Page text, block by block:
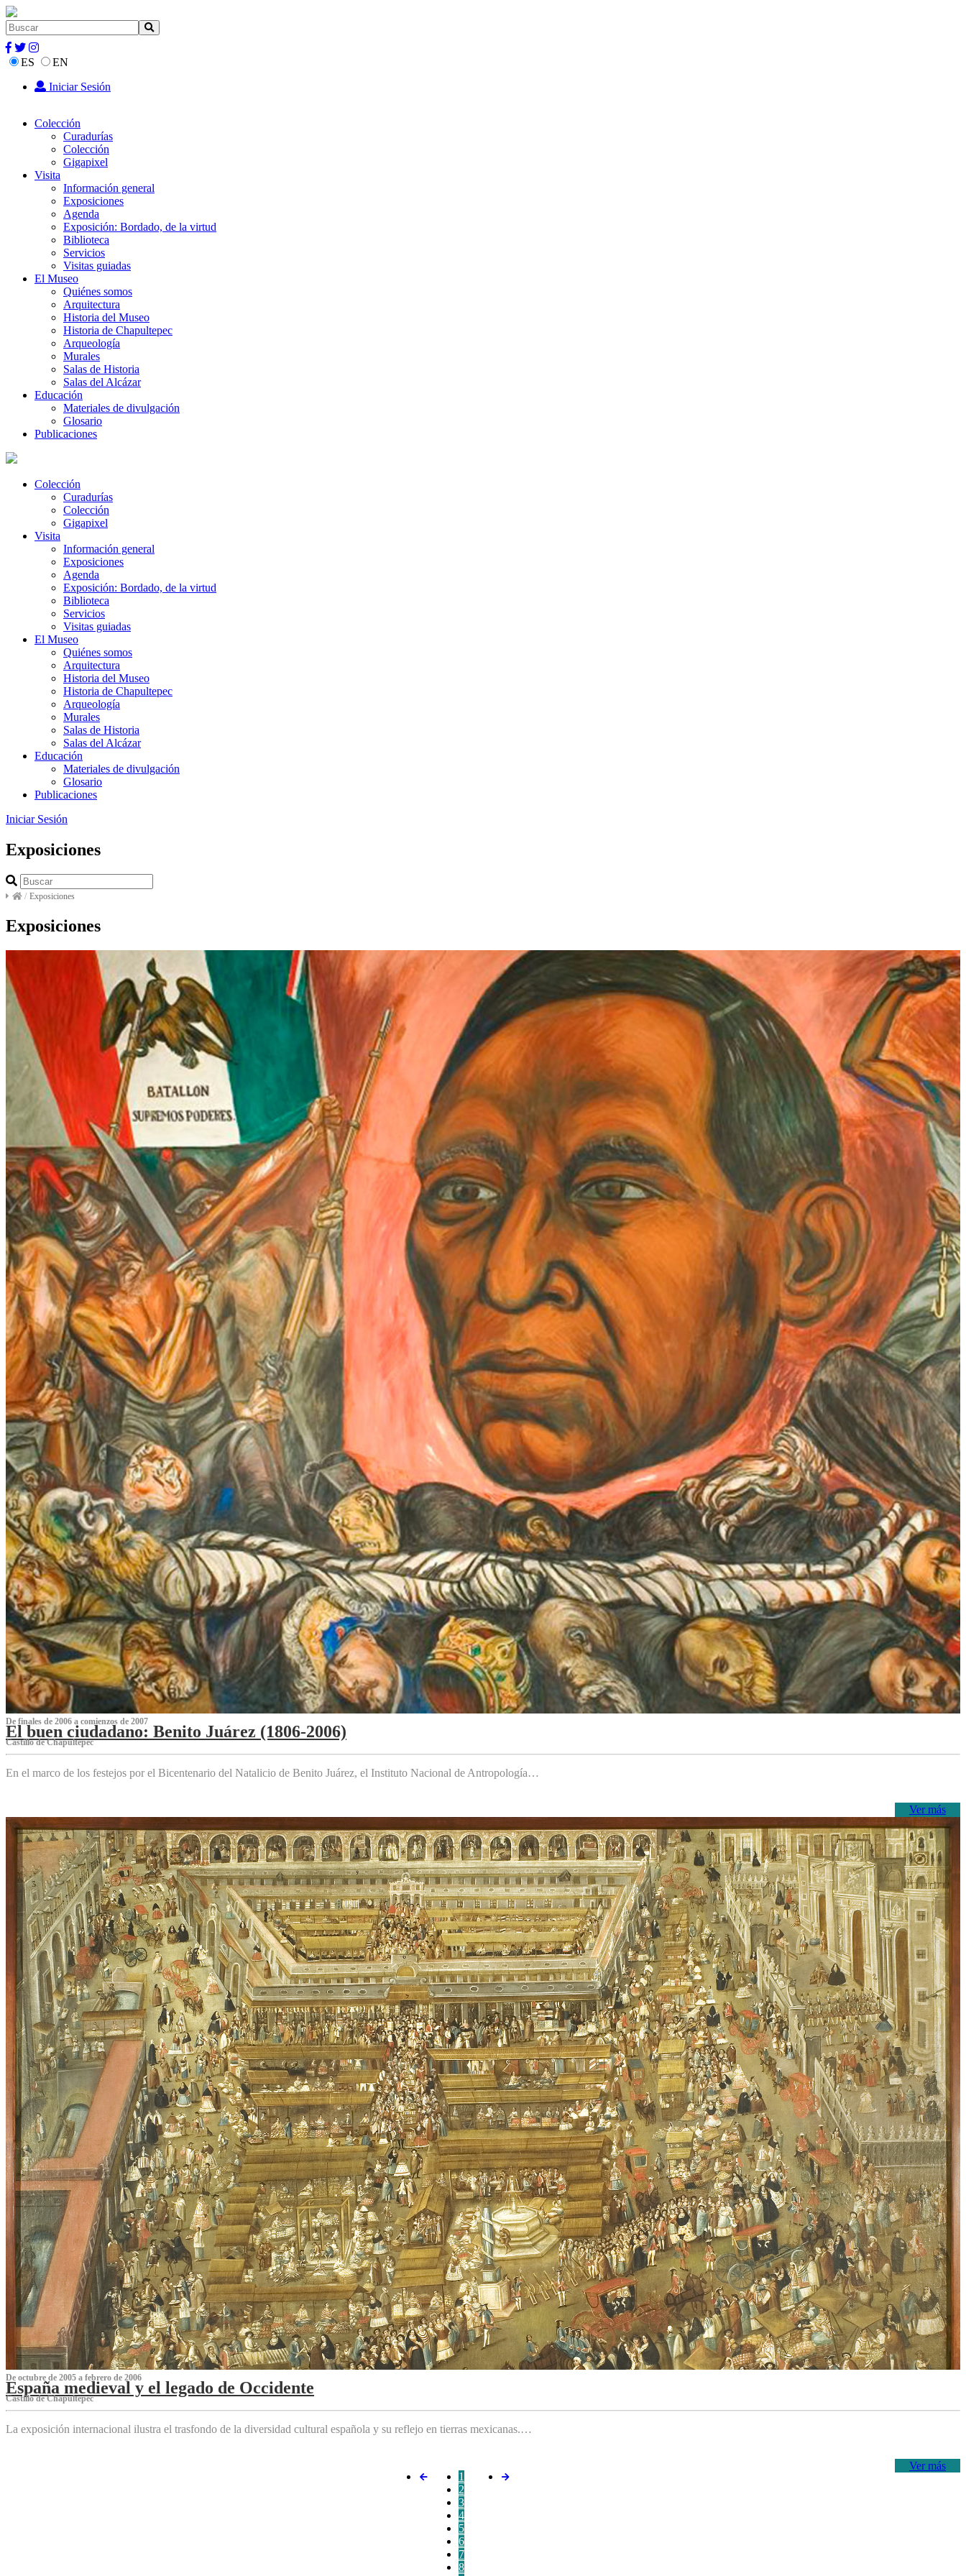
ES
EN
Iniciar Sesión
Colección
Curadurías
Colección
Gigapixel
Visita
Información general
Exposiciones
Agenda
Exposición: Bordado, de la virtud
Biblioteca
Servicios
Visitas guiadas
El Museo
Quiénes somos
Arquitectura
Historia del Museo
Historia de Chapultepec
Arqueología
Murales
Salas de Historia
Salas del Alcázar
Educación
Materiales de divulgación
Glosario
Publicaciones
Colección
Curadurías
Colección
Gigapixel
Visita
Información general
Exposiciones
Agenda
Exposición: Bordado, de la virtud
Biblioteca
Servicios
Visitas guiadas
El Museo
Quiénes somos
Arquitectura
Historia del Museo
Historia de Chapultepec
Arqueología
Murales
Salas de Historia
Salas del Alcázar
Educación
Materiales de divulgación
Glosario
Publicaciones
Iniciar Sesión
Exposiciones
/ Exposiciones
Exposiciones
De finales de 2006 a comienzos de 2007
El buen ciudadano: Benito Juárez (1806-2006)
Castillo de Chapultepec
En el marco de los festejos por el Bicentenario del Natalicio de Benito Juárez, el Instituto Nacional de Antropología…
Ver más
De octubre de 2005 a febrero de 2006
España medieval y el legado de Occidente
Castillo de Chapultepec
La exposición internacional ilustra el trasfondo de la diversidad cultural española y su reflejo en tierras mexicanas.…
Ver más
1
2
3
4
5
6
7
8